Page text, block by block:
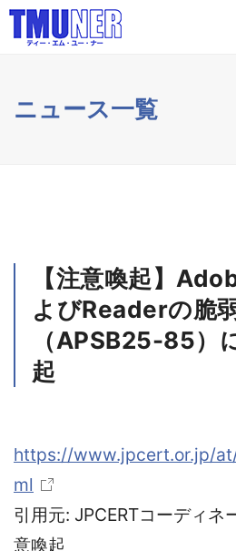
ニュース一覧
【注意喚起】
よびReaderの脆
（APSB25-85）
起
https://www.jpcert.or.jp/
ml
引用元: JPCERTコーディネ
意喚起